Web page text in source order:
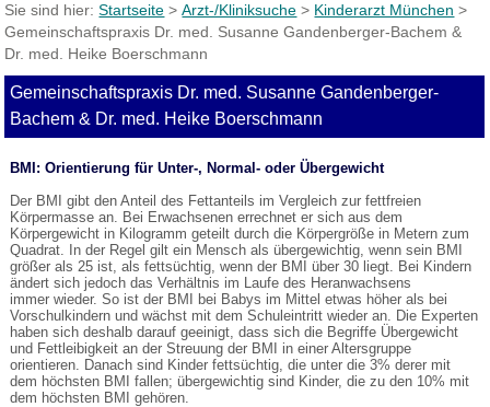
Sie sind hier:Startseite >Arzt-/Kliniksuche > Kinderarzt München >
Gemeinschaftspraxis Dr. med. Susanne Gandenberger-Bachem &
Dr. med. Heike Boerschmann
Gemeinschaftspraxis Dr. med. Susanne Gandenberger-
Bachem & Dr. med. Heike Boerschmann
BMI: Orientierung für Unter-, Normal- oder Übergewicht
Der BMI gibt den Anteil des Fettanteils im Vergleich zur fettfreien
Körpermasse an. Bei Erwachsenen errechnet er sich aus dem
Körpergewicht in Kilogramm geteilt durch die Körpergröße in Metern zum
Quadrat. In der Regel gilt ein Mensch als übergewichtig, wenn sein BMI
größer als 25 ist, als fettsüchtig, wenn der BMI über 30 liegt. Bei Kindern
ändert sich jedoch das Verhältnis im Laufe des Heranwachsens
immer wieder. So ist der BMI bei Babys im Mittel etwas höher als bei
Vorschulkindern und wächst mit dem Schuleintritt wieder an. Die Experten
haben sich deshalb darauf geeinigt, dass sich die Begriffe Übergewicht
und Fettleibigkeit an der Streuung der BMI in einer Altersgruppe
orientieren. Danach sind Kinder fettsüchtig, die unter die 3% derer mit
dem höchsten BMI fallen; übergewichtig sind Kinder, die zu den 10% mit
dem höchsten BMI gehören.